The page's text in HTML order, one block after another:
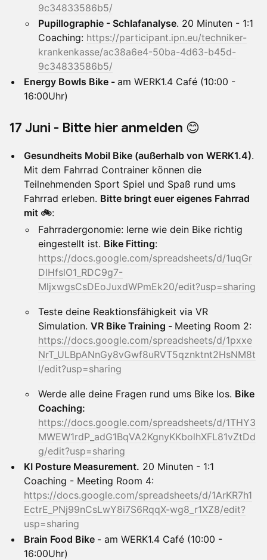
9c34833586b5/
Pupillographie - Schlafanalyse. 20 Minuten - 1:1
Coaching: https://participant.ipn.eu/techniker-
krankenkasse/ac38a6e4-50ba-4d63-b45d-
9c34833586b5/
Energy Bowls Bike - am WERK1.4 Café (10:00 -
16:00Uhr)
17 Juni - Bitte hier anmelden 😊
Gesundheits Mobil Bike (außerhalb von WERK1.4).
Mit dem Fahrrad Contrainer können die
Teilnehmenden Sport Spiel und Spaß rund ums
Fahrrad erleben. Bitte bringt euer eigenes Fahrrad
mit 🚲:
Fahrradergonomie: lerne wie dein Bike richtig
eingestellt ist. Bike Fitting:
https://docs.google.com/spreadsheets/d/1uqGr
DlHfslO1_RDC9g7-
MljxwgsCsDEoJuxdWPmEk20/edit?usp=sharing
Teste deine Reaktionsfähigkeit via VR
Simulation. VR Bike Training - Meeting Room 2:
https://docs.google.com/spreadsheets/d/1pxxe
NrT_ULBpANnGy8vGwf8uRVT5qznktnt2HsNM8t
I/edit?usp=sharing
Werde alle deine Fragen rund ums Bike los. Bike
Coaching:
https://docs.google.com/spreadsheets/d/1THY3
MWEW1rdP_adG1BqVA2KgnyKKbolhXFL81vZtDd
g/edit?usp=sharing
KI Posture Measurement. 20 Minuten - 1:1
Coaching - Meeting Room 4:
https://docs.google.com/spreadsheets/d/1ArKR7h1
EctrE_PNj99nCsLwY8i7S6RqqX-wg8_r1XZ8/edit?
usp=sharing
Brain Food Bike - am WERK1.4 Café (10:00 -
16:00Uhr)